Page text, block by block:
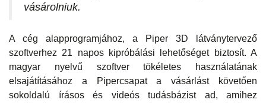
vásárolniuk.
A cég alapprogramjához, a Piper 3D látványtervező
szoftverhez 21 napos kipróbálási lehetőséget biztosít. A
magyar nyelvű szoftver tökéletes használatának
elsajátításához a Pipercsapat a vásárlást követően
sokoldalú írásos és videós tudásbázist ad, amihez